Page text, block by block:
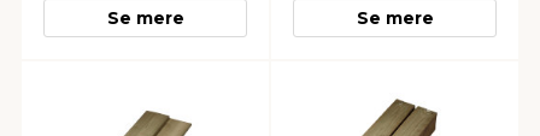
Se mere Se mere